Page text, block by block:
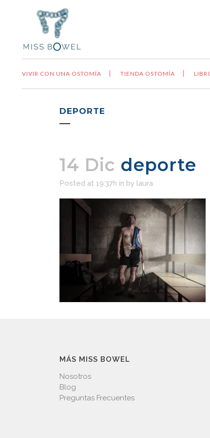
VIVIR CON UNA OSTOMÍA TIENDA OSTOMÍA
DEPORTE
14 Dic deporte
Posted at 19:37h in by laura
MÁS MISS BOWEL
Nosotros
Blog
Preguntas Frecuentes